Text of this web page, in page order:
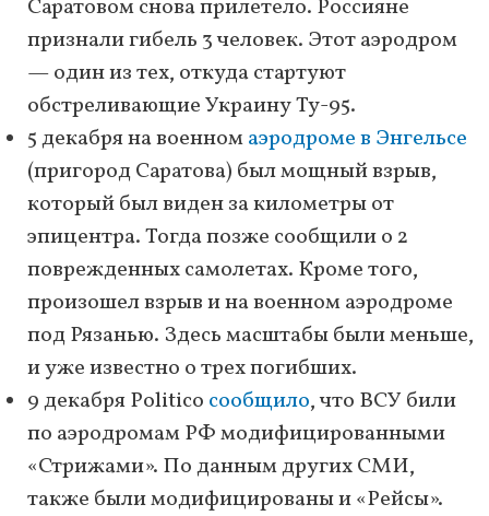
Саратовом снова прилетело. Россияне
признали гибель 3 человек. Этот аэродром
— один из тех, откуда стартуют
обстреливающие Украину Ту-95.
5 декабря на военномаэродроме в Энгельсе
(пригород Саратова) был мощный взрыв,
который был виден за километры от
эпицентра. Тогда позже сообщили о 2
поврежденных самолетах. Кроме того,
произошел взрыв и на военном аэродроме
под Рязанью. Здесь масштабы были меньше,
и уже известно о трех погибших.
9 декабря Politico сообщило, что ВСУ били
по аэродромам РФ модифицированными
«Стрижами». По данным других СМИ,
также были модифицированы и «Рейсы».